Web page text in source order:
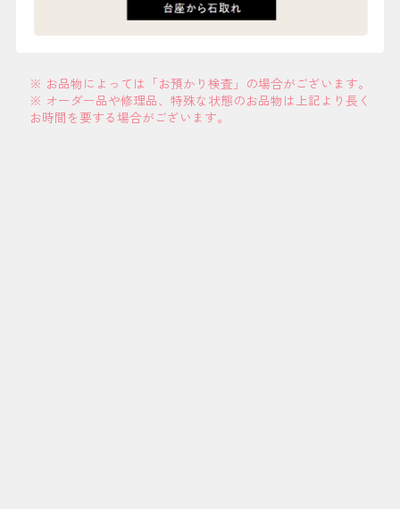
※ お品物によっては「お預かり検査」の場合がございます。
※ オーダー品や修理品、特殊な状態のお品物は上記より長く
お時間を要する場合がございます。